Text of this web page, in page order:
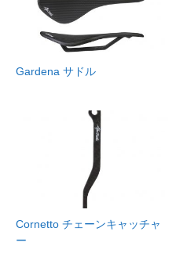
Gardena サドル
Cornetto チェーンキャッチャ
ー